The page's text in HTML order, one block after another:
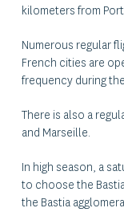
kilometers from
Numerous regular
French cities are
frequency during
There is also a
and Marseille.
In high season, a
to choose the
the Bastia